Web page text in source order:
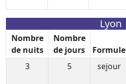
Lyon
Nombre
de nuits
Nombre
de jours
Formule
3
5 sejour